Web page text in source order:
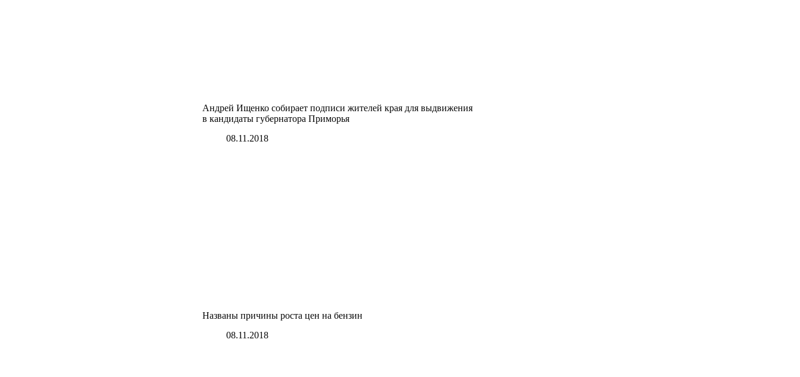
Андрей Ищенко собирает подписи жителей края для выдвижения
в кандидаты губернатора Приморья
08.11.2018
Названы причины роста цен на бензин
08.11.2018